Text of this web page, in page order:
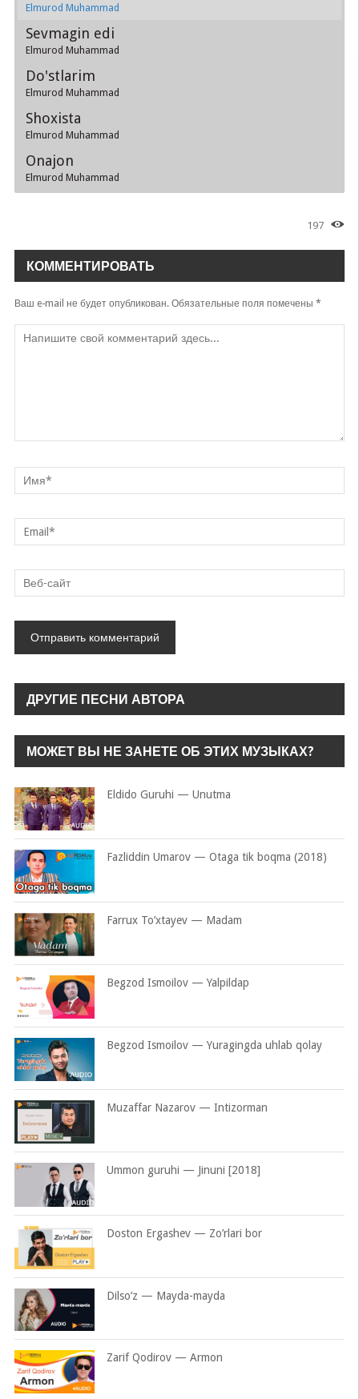
Elmurod Muhammad
Sevmagin edi
Elmurod Muhammad
Do'stlarim
Elmurod Muhammad
Shoxista
Elmurod Muhammad
Onajon
Elmurod Muhammad
197
КОММЕНТИРОВАТЬ
Ваш e-mail не будет опубликован.Обязательные поля помечены *
ДРУГИЕ ПЕСНИ АВТОРА
МОЖЕТ ВЫ НЕ ЗАНЕТЕ ОБ ЭТИХ МУЗЫКАХ?
Eldido Guruhi — Unutma
Fazliddin Umarov — Otaga tik boqma (2018)
Farrux To’xtayev — Madam
Begzod Ismoilov — Yalpildap
Begzod Ismoilov — Yuragingda uhlab qolay
Muzaffar Nazarov — Intizorman
Ummon guruhi — Jinuni [2018]
Doston Ergashev — Zo’rlari bor
Dilso’z — Mayda-mayda
Zarif Qodirov — Armon